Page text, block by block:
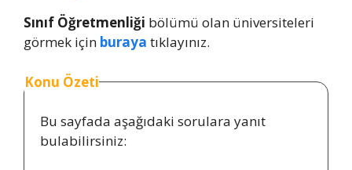
Sınıf Öğretmenliği bölümü olan üniversiteleri
görmek için buraya tıklayınız.
Konu Özeti
Bu sayfada aşağıdaki sorulara yanıt
bulabilirsiniz: